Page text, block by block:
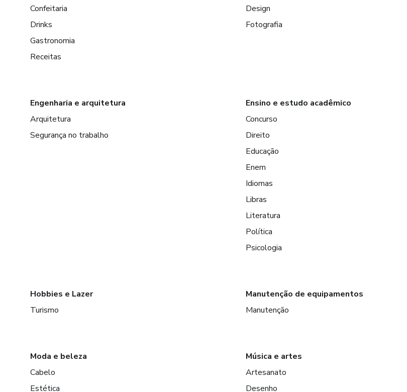
Confeitaria
Drinks
Gastronomia
Receitas
Design
Fotografia
Engenharia e arquitetura
Arquitetura
Segurança no trabalho
Ensino e estudo acadêmico
Concurso
Direito
Educação
Enem
Idiomas
Libras
Literatura
Política
Psicologia
Hobbies e Lazer
Turismo
Manutenção de equipamentos
Manutenção
Moda e beleza
Cabelo
Estética
Música e artes
Artesanato
Desenho